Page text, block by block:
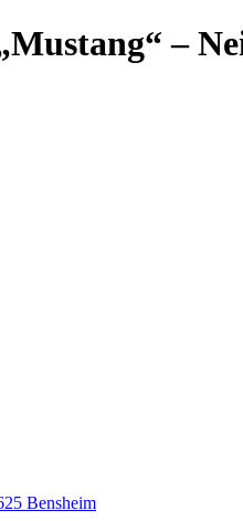
–
Bensheim